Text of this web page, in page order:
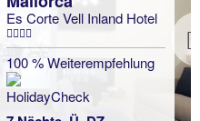
Es Corte Vell Inland Hotel
100 % Weiterempfehlung